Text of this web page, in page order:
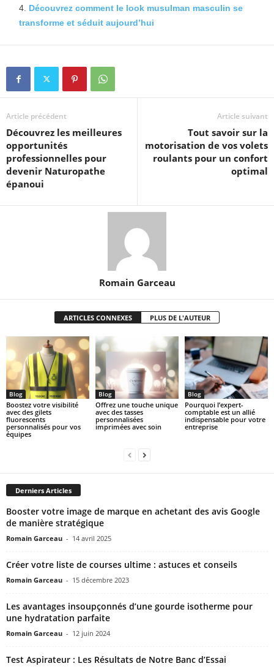
Découvrez comment le look musulman masculin se
transforme et séduit aujourd’hui
Article précédent
Découvrez les meilleures
opportunités
professionnelles pour
devenir Naturopathe
épanoui
Article suivant
Tout savoir sur la
motorisation de vos volets
roulants pour un confort
optimal
Romain Garceau
ARTICLES CONNEXES PLUS DE L'AUTEUR
Blog
Boostez votre visibilité
avec des gilets
fluorescents
personnalisés pour vos
équipes
Blog
Offrez une touche unique
avec des tasses
personnalisées
imprimées avec soin
Blog
Pourquoi l’expert-
comptable est un allié
indispensable pour votre
entreprise
Derniers Articles
Booster votre image de marque en achetant des avis Google
de manière stratégique
Romain Garceau - 14 avril 2025
Créer votre liste de courses ultime : astuces et conseils
Romain Garceau - 15 décembre 2023
Les avantages insoupçonnés d’une gourde isotherme pour
une hydratation parfaite
Romain Garceau - 12 juin 2024
Test Aspirateur : Les Résultats de Notre Banc d’Essai